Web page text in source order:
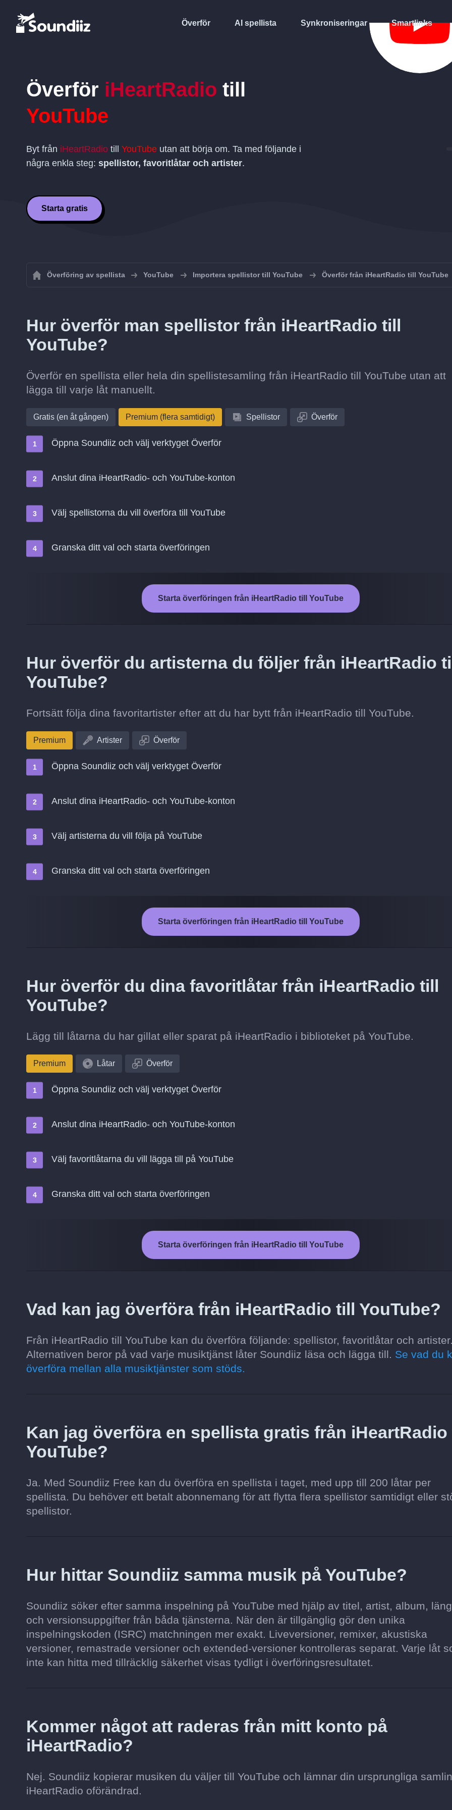
Överför AI spellista Synkroniseringar Smartlinks
Överför iHeartRadio till
YouTube
Byt från iHeartRadio till YouTube utan att börja om. Ta med följande i
några enkla steg: spellistor, favoritlåtar och artister.
Starta gratis
Överföring av spellista YouTube Importera spellistor till YouTube Överför från iHeartRadio till YouTube
Hur överför man spellistor från iHeartRadio till
YouTube?
Överför en spellista eller hela din spellistesamling från iHeartRadio till YouTube utan att
lägga till varje låt manuellt.
Gratis (en åt gången) Premium (flera samtidigt) Spellistor Överför
Öppna Soundiiz och välj verktyget Överför
Anslut dina iHeartRadio- och YouTube-konton
Välj spellistorna du vill överföra till YouTube
Granska ditt val och starta överföringen
Starta överföringen från iHeartRadio till YouTube
Hur överför du artisterna du följer från iHeartRadio
YouTube?
Fortsätt följa dina favoritartister efter att du har bytt från iHeartRadio till YouTube.
Premium Artister Överför
Öppna Soundiiz och välj verktyget Överför
Anslut dina iHeartRadio- och YouTube-konton
Välj artisterna du vill följa på YouTube
Granska ditt val och starta överföringen
Starta överföringen från iHeartRadio till YouTube
Hur överför du dina favoritlåtar från iHeartRadio till
YouTube?
Lägg till låtarna du har gillat eller sparat på iHeartRadio i biblioteket på YouTube.
Premium Låtar Överför
Öppna Soundiiz och välj verktyget Överför
Anslut dina iHeartRadio- och YouTube-konton
Välj favoritlåtarna du vill lägga till på YouTube
Granska ditt val och starta överföringen
Starta överföringen från iHeartRadio till YouTube
Vad kan jag överföra från iHeartRadio till YouTube?
Från iHeartRadio till YouTube kan du överföra följande: spellistor, favoritlåtar och artister.
Alternativen beror på vad varje musiktjänst låter Soundiiz läsa och lägga till. Se vad du
överföra mellan alla musiktjänster som stöds.
Kan jag överföra en spellista gratis från iHeartRadio
YouTube?
Ja. Med Soundiiz Free kan du överföra en spellista i taget, med upp till 200 låtar per
spellista. Du behöver ett betalt abonnemang för att flytta flera spellistor samtidigt eller
spellistor.
Hur hittar Soundiiz samma musik på YouTube?
Soundiiz söker efter samma inspelning på YouTube med hjälp av titel, artist, album,
och versionsuppgifter från båda tjänsterna. När den är tillgänglig gör den unika
inspelningskoden (ISRC) matchningen mer exakt. Liveversioner, remixer, akustiska
versioner, remastrade versioner och extended-versioner kontrolleras separat. Varje låt
inte kan hitta med tillräcklig säkerhet visas tydligt i överföringsresultatet.
Kommer något att raderas från mitt konto på
iHeartRadio?
Nej. Soundiiz kopierar musiken du väljer till YouTube och lämnar din ursprungliga
iHeartRadio oförändrad.